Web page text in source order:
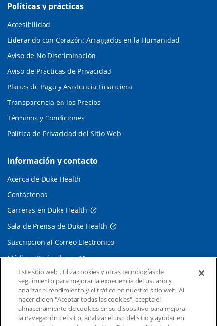
Políticas y prácticas
Accesibilidad
Liderando con Corazón: Arraigados en la Humanidad
Aviso de No Discriminación
Aviso de Prácticas de Privacidad
Planes de Pago y Asistencia Financiera
Transparencia en los Precios
Términos y Condiciones
Política de Privacidad del Sitio Web
Información y contacto
Acerca de Duke Health
Contáctenos
Carreras en Duke Health
Sala de Prensa de Duke Health
Suscripción al Correo Electrónico
Médicos Derivadores
Enlaces relacionados
Duke Cancer Institute
Duke Children's
Este sitio web utiliza cookies y otras tecnologías de
seguimiento para mejorar la experiencia del usuario y
analizar el rendimiento y el tráfico en nuestro sitio web. Al
hacer clic en "Aceptar todas las cookies", acepta el
almacenamiento de cookies en su dispositivo para mejorar
la navegación del sitio, analizar el uso del sitio y ayudar en